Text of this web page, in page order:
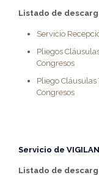
Listado de
Servicio
Pliegos
Congresos
Pliego
Congresos
Servicio de
Listado de